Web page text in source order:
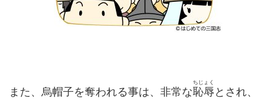
また、烏帽子を奪われる事は、非常な恥辱
ちじょく
とされ、